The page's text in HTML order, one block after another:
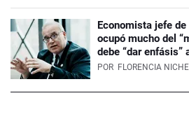
Economista jefe
ocupó mucho del
debe “dar enfásis”
POR FLORENCIA